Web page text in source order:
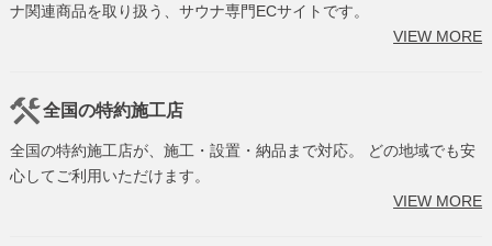
ナ関連商品を取り扱う、サウナ専門ECサイトです。
VIEW MORE
全国の特約施工店
全国の特約施工店が、施工・設置・納品まで対応。 どの地域でも安
心してご利用いただけます。
VIEW MORE